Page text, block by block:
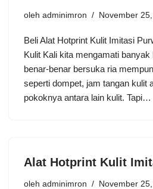
oleh adminimron November 25,
Beli Alat Hotprint Kulit Imitasi
Kulit Kali kita mengamati
benar-benar bersuka ria
seperti dompet, jam tangan kulit
pokoknya antara lain kulit. Tapi…
Alat Hotprint Kulit
oleh adminimron November 25,